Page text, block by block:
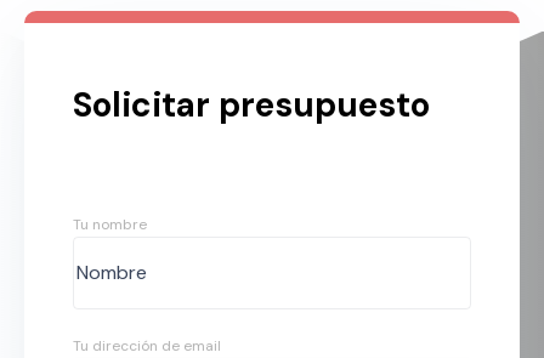
Solicitar presupuesto
Tu nombre
Tu dirección de email